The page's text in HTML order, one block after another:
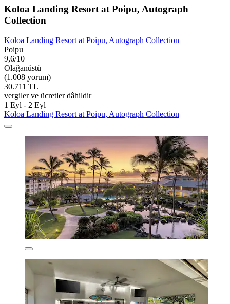
Koloa Landing Resort at Poipu, Autograph
Collection
Koloa Landing Resort at Poipu, Autograph Collection
Poipu
9,6/10
Olağanüstü
(1.008 yorum)
30.711 TL
vergiler ve ücretler dâhildir
1 Eyl - 2 Eyl
Koloa Landing Resort at Poipu, Autograph Collection